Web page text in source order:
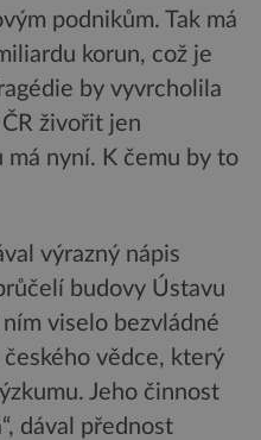
podnikům. Tak má
korun, což je
by vyvrcholila
živořit jen
nyní. K čemu by to
výrazný nápis
budovy Ústavu
viselo bezvládné
vědce, který
Jeho činnost
dával přednost